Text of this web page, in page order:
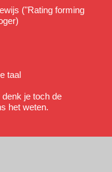
("Rating forming
taal
denk je toch de
het weten.